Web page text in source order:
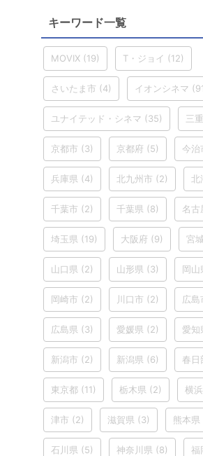
キーワード一覧
MOVIX (19) T・ジョイ (12)
さいたま市 (4) イオンシネマ
ユナイテッド・シネマ (35) 三
京都市 (3) 京都府 (5) 今治
兵庫県 (4) 北九州市 (2) 北
千葉市 (2) 千葉県 (8) 名古
埼玉県 (19) 大阪府 (9) 宮
山口県 (2) 山形県 (3) 岡山
岡崎市 (2) 川口市 (2) 広島
広島県 (3) 愛媛県 (2) 愛知
新潟市 (2) 新潟県 (6) 春日
東京都 (11) 栃木県 (2) 横
津市 (2) 滋賀県 (3) 熊本県
石川県 (5) 神奈川県 (8) 福